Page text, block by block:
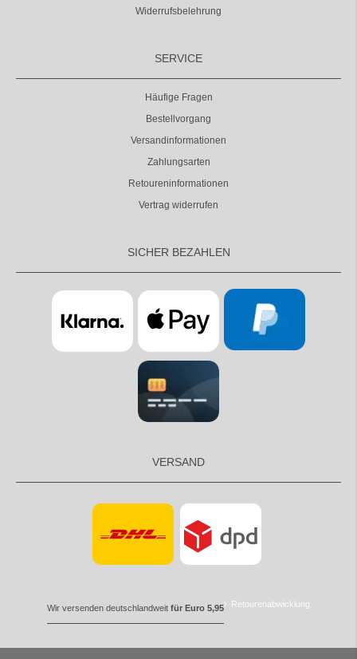
Widerrufsbelehrung
SERVICE
Häufige Fragen
Bestellvorgang
Versandinformationen
Zahlungsarten
Retoureninformationen
Vertrag widerrufen
SICHER BEZAHLEN
VERSAND
Wir versenden deutschlandweit für Euro 5,95 Retourenabwicklung